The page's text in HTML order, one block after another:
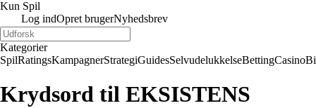
Kun Spil
Log indOpret brugerNyhedsbrev
Kategorier
SpilRatingsKampagnerStrategiGuidesSelvudelukkelseBettingCasino
Krydsord til EKSISTENS